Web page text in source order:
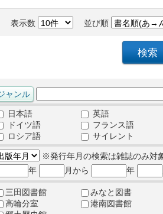
表示数 並び順
日本語
英語
ドイツ語
フランス語
ロシア語
サイレント
※発行年月の検索は雑誌のみ対
年
月から 年
三田図書館
みなと図書
高輪分室
港南図書館